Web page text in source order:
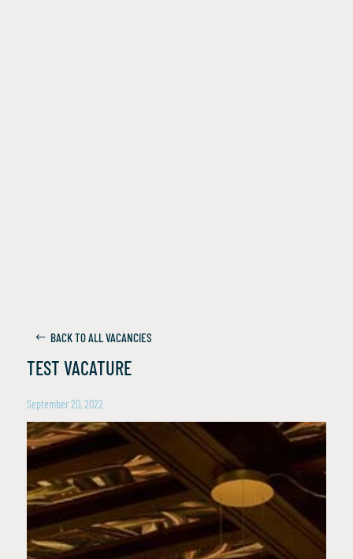
BACK TO ALL VACANCIES
TEST VACATURE
September 20, 2022